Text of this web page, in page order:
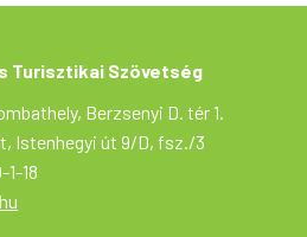
Turisztikai Szövetség
Berzsenyi D. tér 1.
Istenhegyi út 9/D, fsz./3
1-18